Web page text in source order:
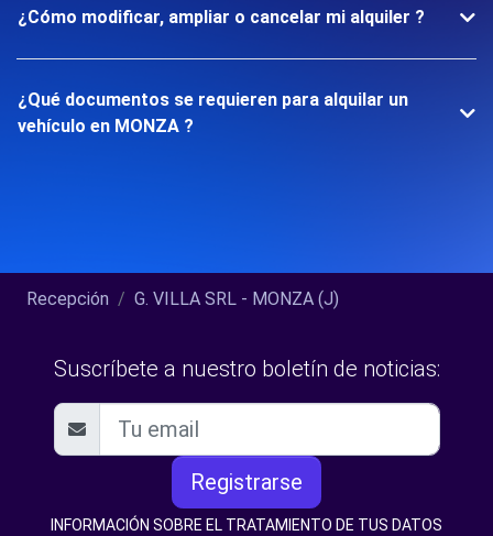
¿Cómo modificar, ampliar o cancelar mi alquiler ?
¿Qué documentos se requieren para alquilar un
vehículo en MONZA ?
Recepción G. VILLA SRL - MONZA (J)
Suscríbete a nuestro boletín de noticias:
Registrarse
INFORMACIÓN SOBRE EL TRATAMIENTO DE TUS DATOS